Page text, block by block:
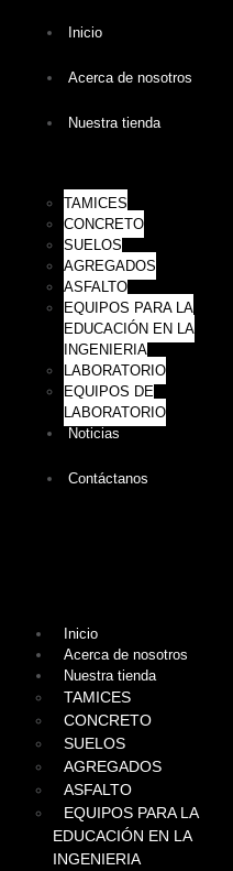
Inicio
Acerca de nosotros
Nuestra tienda
TAMICES
CONCRETO
SUELOS
AGREGADOS
ASFALTO
EQUIPOS PARA LA
EDUCACIÓN EN LA
INGENIERIA
LABORATORIO
EQUIPOS DE
LABORATORIO
Noticias
Contáctanos
Inicio
Acerca de nosotros
Nuestra tienda
TAMICES
CONCRETO
SUELOS
AGREGADOS
ASFALTO
EQUIPOS PARA LA
EDUCACIÓN EN LA
INGENIERIA